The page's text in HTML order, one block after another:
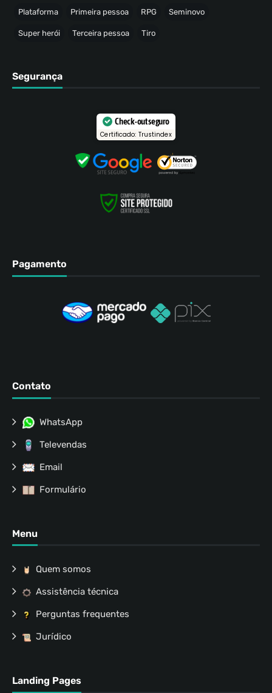
Plataforma Primeira pessoa RPG Seminovo
Super herói Terceira pessoa Tiro
Segurança
Check-out seguro
Certificado: Trustindex
Pagamento
Contato
WhatsApp
Televendas
Email
Formulário
Menu
Quem somos
Assistência técnica
Perguntas frequentes
Jurídico
Landing Pages